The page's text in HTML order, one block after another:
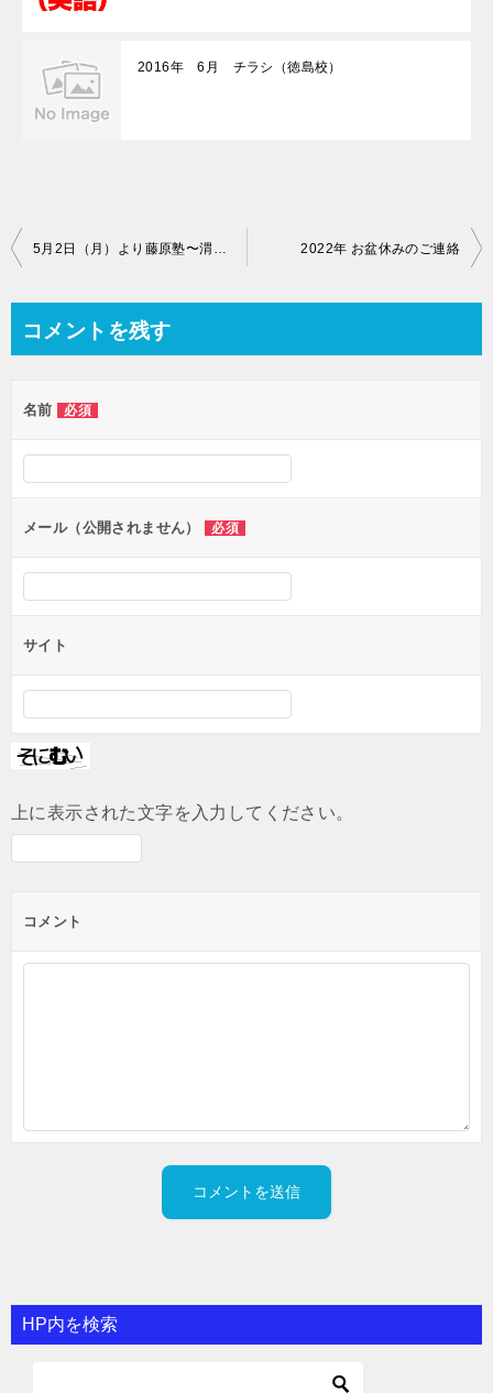
2016年 6月 チラシ（徳島校）
投
ビ
ー
シ
ン
5月2日（月）より藤原塾〜渭北校〜の開校と個別指導スペースの移動のご連絡 2022年 お盆休みのご連絡
コメントを残す
名前 必須
メール（公開されません） 必須
サイト
上に表示された文字を入力してください。
コメント
HP内を検索